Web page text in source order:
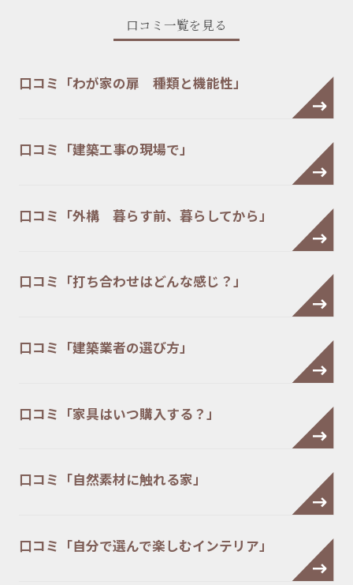
口コミ一覧を見る
口コミ「わが家の扉 種類と機能性」
口コミ「建築工事の現場で」
口コミ「外構 暮らす前、暮らしてから」
口コミ「打ち合わせはどんな感じ？」
口コミ「建築業者の選び方」
口コミ「家具はいつ購入する？」
口コミ「自然素材に触れる家」
口コミ「自分で選んで楽しむインテリア」